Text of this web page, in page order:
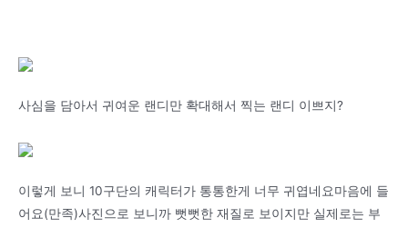
사심을 담아서 귀여운 랜디만 확대해서 찍는 랜디 이쁘지?
이렇게 보니 10구단의 캐릭터가 통통한게 너무 귀엽네요마음에 들
어요(만족)사진으로 보니까 뻣뻣한 재질로 보이지만 실제로는 부